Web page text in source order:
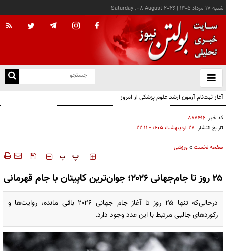
شنبه ۱۷ مرداد ۱۴۰۵ |
Saturday , 08 August 2026
باز
و
آغاز ثبت‌نام آزمون ارشد علوم پزشکی از امروز
کد خبر: ۸۸۷۴۱۶
تاریخ انتشار: ۲۷ ارديبهشت ۱۴۰۵ - ۲۲:۱۱
صفحه نخست »ورزشی
‍‍‍ پ پ
۲۵ روز تا جام‌جهانی ۲۰۲۶؛ جوان‌ترین کاپیتان با جام قهرمانی
درحالی‌که تنها ۲۵ روز تا آغاز جام جهانی ۲۰۲۶ باقی مانده، روایت‌ها و
رکوردهای جالبی مرتبط با این عدد وجود دارد.